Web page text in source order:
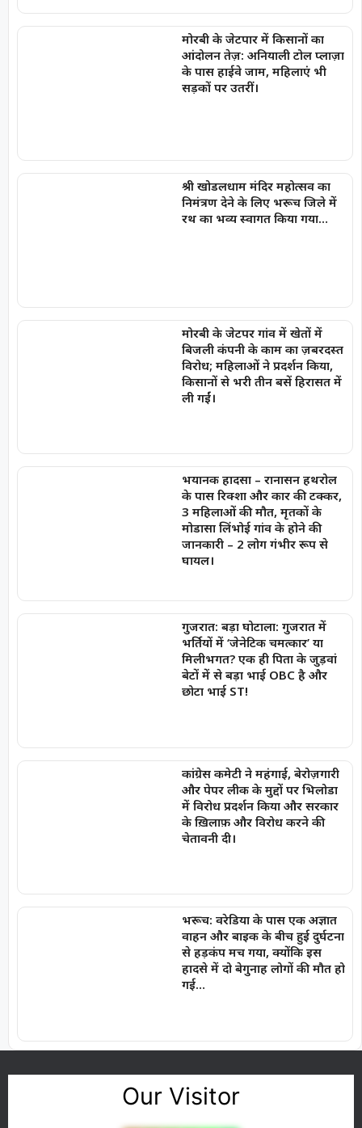
मोरबी के जेटपार में किसानों का
आंदोलन तेज़: अनियाली टोल प्लाज़ा
के पास हाईवे जाम, महिलाएं भी
सड़कों पर उतरीं।
श्री खोडलधाम मंदिर महोत्सव का
निमंत्रण देने के लिए भरूच जिले में
रथ का भव्य स्वागत किया गया…
मोरबी के जेटपर गांव में खेतों में
बिजली कंपनी के काम का ज़बरदस्त
विरोध; महिलाओं ने प्रदर्शन किया,
किसानों से भरी तीन बसें हिरासत में
ली गईं।
भयानक हादसा – रानासन हथरोल
के पास रिक्शा और कार की टक्कर,
3 महिलाओं की मौत, मृतकों के
मोडासा लिंभोई गांव के होने की
जानकारी – 2 लोग गंभीर रूप से
घायल।
गुजरात: बड़ा घोटाला: गुजरात में
भर्तियों में ‘जेनेटिक चमत्कार’ या
मिलीभगत? एक ही पिता के जुड़वां
बेटों में से बड़ा भाई OBC है और
छोटा भाई ST!
कांग्रेस कमेटी ने महंगाई, बेरोज़गारी
और पेपर लीक के मुद्दों पर भिलोडा
में विरोध प्रदर्शन किया और सरकार
के ख़िलाफ़ और विरोध करने की
चेतावनी दी।
भरूच: वरेडिया के पास एक अज्ञात
वाहन और बाइक के बीच हुई दुर्घटना
से हड़कंप मच गया, क्योंकि इस
हादसे में दो बेगुनाह लोगों की मौत हो
गई…
Our Visitor